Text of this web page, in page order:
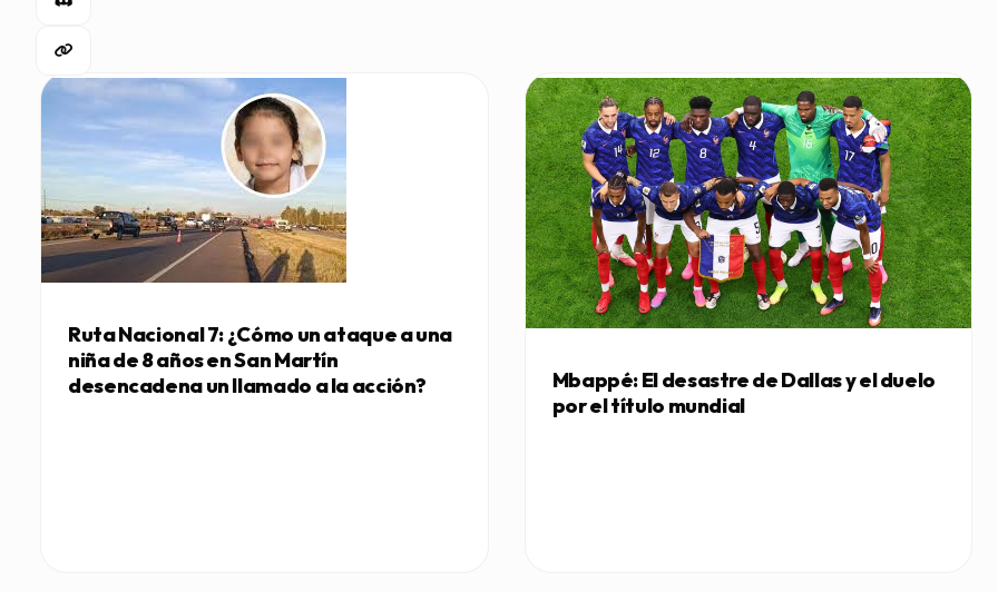
Ruta Nacional 7: ¿Cómo un ataque a una
niña de 8 años en San Martín
desencadena un llamado a la acción?
Mbappé: El desastre de Dallas y el duelo
por el título mundial